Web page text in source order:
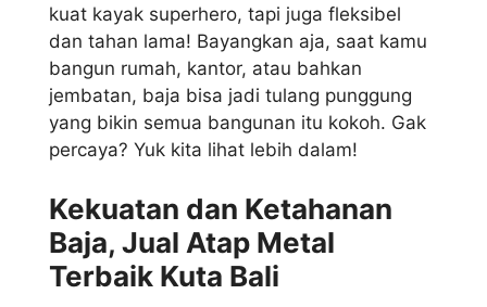
kuat kayak superhero, tapi juga fleksibel
dan tahan lama! Bayangkan aja, saat kamu
bangun rumah, kantor, atau bahkan
jembatan, baja bisa jadi tulang punggung
yang bikin semua bangunan itu kokoh. Gak
percaya? Yuk kita lihat lebih dalam!
Kekuatan dan Ketahanan
Baja, Jual Atap Metal
Terbaik Kuta Bali